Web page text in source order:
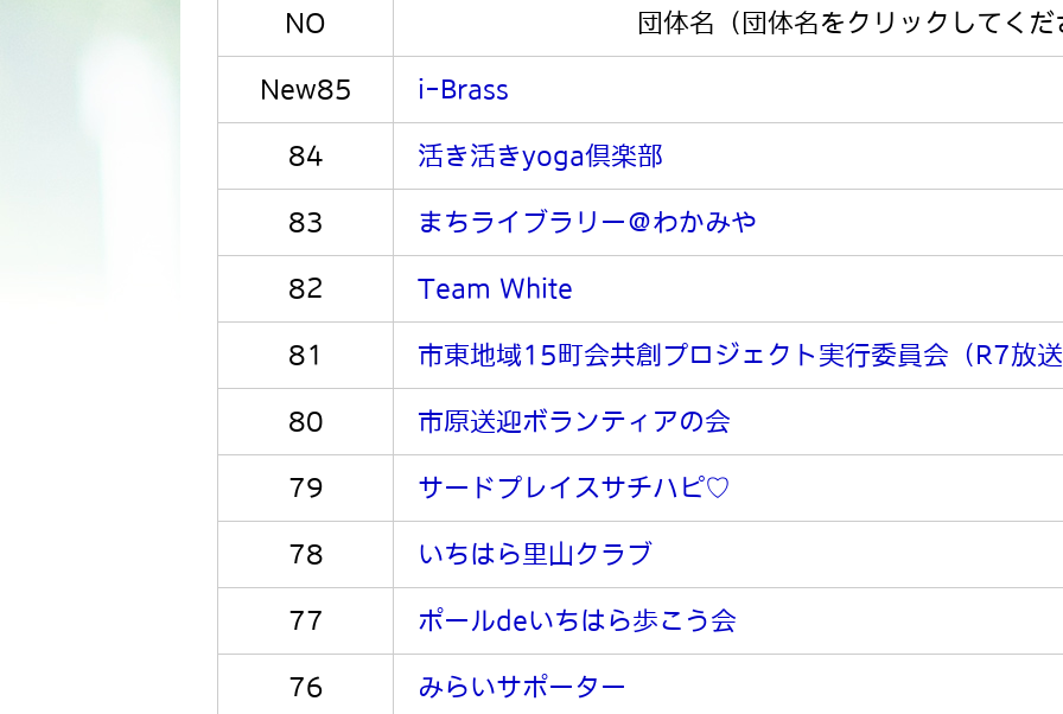
NO 団体名（団体名をクリックしてくだ
New85 i-Brass
84 活き活きyoga倶楽部
83 まちライブラリー＠わかみや
82 Team White
81 市東地域15町会共創プロジェクト実行委員会（R7放
80 市原送迎ボランティアの会
79 サードプレイスサチハピ♡
78 いちはら里山クラブ
77 ポールdeいちはら歩こう会
76 みらいサポーター